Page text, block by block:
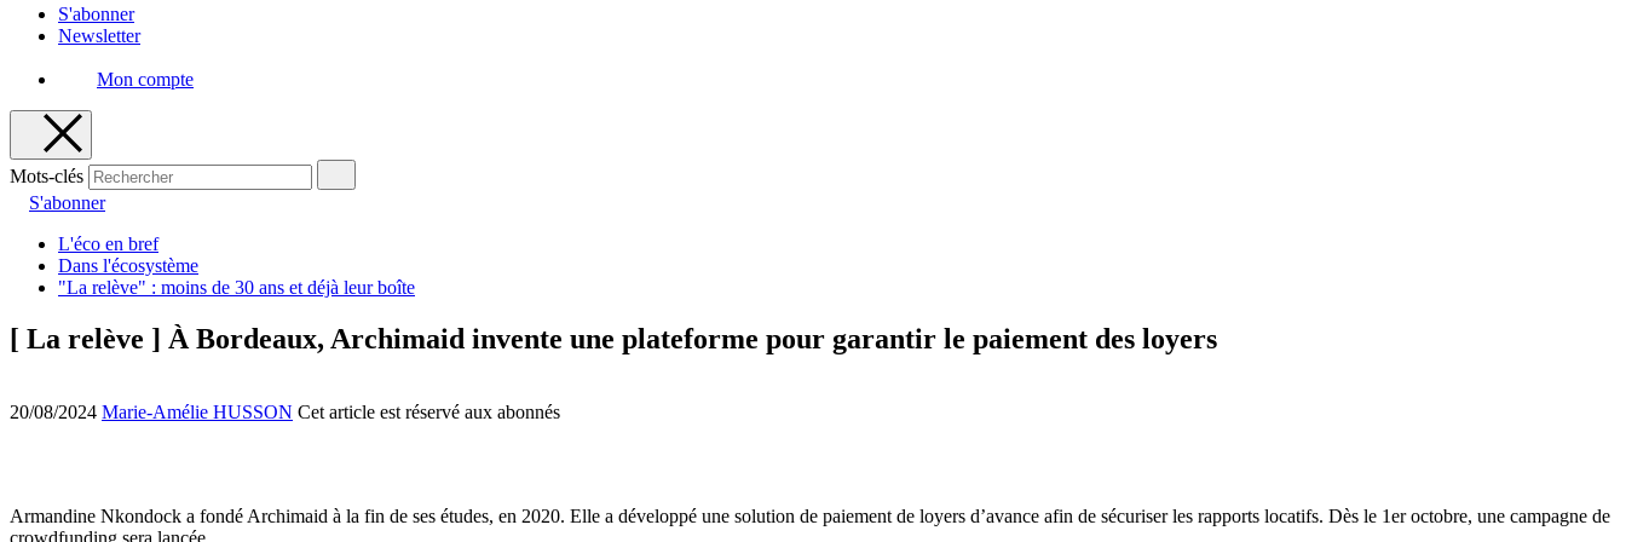
S'abonner
Newsletter
Mon compte
Mots-clés
S'abonner
L'éco en bref
Dans l'écosystème
"La relève" : moins de 30 ans et déjà leur boîte
[ La relève ] À Bordeaux, Archimaid invente une plateforme pour garantir le paiement des loyers
20/08/2024 Marie-Amélie HUSSON Cet article est réservé aux abonnés
Armandine Nkondock a fondé Archimaid à la fin de ses études, en 2020. Elle a développé une solution de paiement de loyers d’avance afin de sécuriser les rapports locatifs. Dès le 1er octobre, une campagne de
crowdfunding sera lancée.